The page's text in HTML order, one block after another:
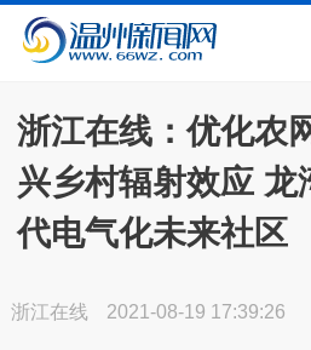
浙江在线：优化农
兴乡村辐射效应 龙
代电气化未来社区
浙江在线 2021-08-19 17:39:26